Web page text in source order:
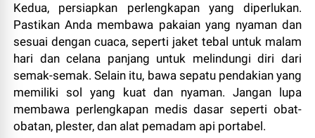
Kedua, persiapkan perlengkapan yang diperlukan.
Pastikan Anda membawa pakaian yang nyaman dan
sesuai dengan cuaca, seperti jaket tebal untuk malam
hari dan celana panjang untuk melindungi diri dari
semak-semak. Selain itu, bawa sepatu pendakian yang
memiliki sol yang kuat dan nyaman. Jangan lupa
membawa perlengkapan medis dasar seperti obat-
obatan, plester, dan alat pemadam api portabel.